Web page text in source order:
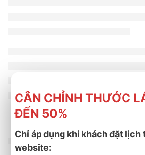
CÂN CHỈNH THƯỚC
ĐẾN 50%
Chỉ áp dụng khi khách đặt lịch
website: